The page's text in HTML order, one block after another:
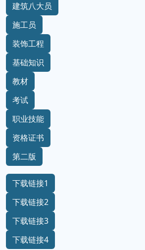
建筑八大员
施工员
装饰工程
基础知识
教材
考试
职业技能
资格证书
第二版
下载链接1
下载链接2
下载链接3
下载链接4